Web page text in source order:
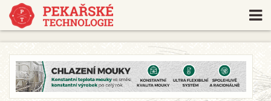
https://www.traditionrolex.com/18